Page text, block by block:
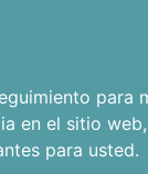
para
en el sitio web,
para usted.